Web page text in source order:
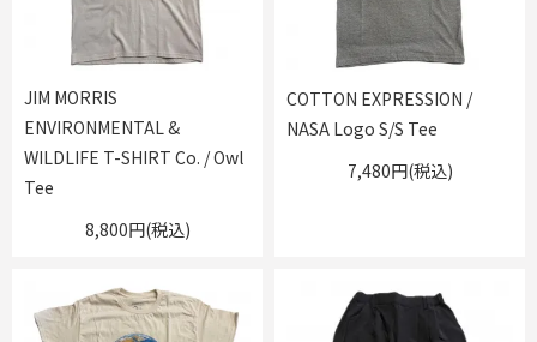
JIM MORRIS
ENVIRONMENTAL &
WILDLIFE T-SHIRT Co. / Owl
Tee
8,800円(税込)
COTTON EXPRESSION /
NASA Logo S/S Tee
7,480円(税込)